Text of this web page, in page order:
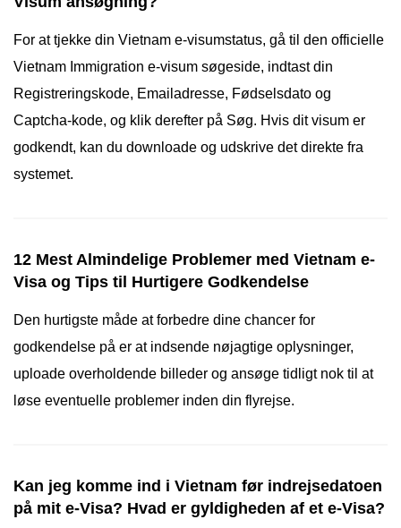
For at tjekke din Vietnam e-visumstatus, gå til den officielle
Vietnam Immigration e-visum søgeside, indtast din
Registreringskode, Emailadresse, Fødselsdato og
Captcha-kode, og klik derefter på Søg. Hvis dit visum er
godkendt, kan du downloade og udskrive det direkte fra
systemet.
12 Mest Almindelige Problemer med Vietnam e-
Visa og Tips til Hurtigere Godkendelse
Den hurtigste måde at forbedre dine chancer for
godkendelse på er at indsende nøjagtige oplysninger,
uploade overholdende billeder og ansøge tidligt nok til at
løse eventuelle problemer inden din flyrejse.
Kan jeg komme ind i Vietnam før indrejsedatoen
på mit e-Visa? Hvad er gyldigheden af et e-Visa?